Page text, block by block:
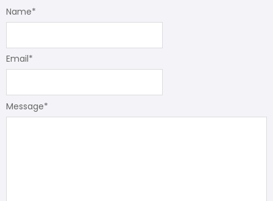
Message*
Name*
Email*